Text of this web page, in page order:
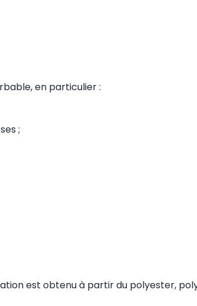
en particulier :
;
est obtenu à partir du polyester,